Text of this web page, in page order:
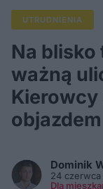
UTRUDNIENIA
Na
ważną
Kierowcy
objazdem
Dominik
24
Dla